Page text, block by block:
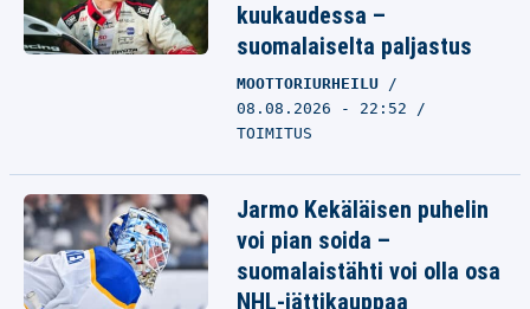
kuukaudessa –
suomalaiselta paljastus
MOOTTORIURHEILU
08.08.2026 - 22:52
TOIMITUS
Jarmo Kekäläisen puhelin
voi pian soida –
suomalaistähti voi olla osa
NHL-jättikauppaa